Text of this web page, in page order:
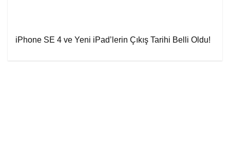
iPhone SE 4 ve Yeni iPad’lerin Çıkış Tarihi Belli Oldu!